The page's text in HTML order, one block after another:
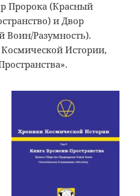
Пророка (Красный
и Двор
Воин/Разумность).
Истории,